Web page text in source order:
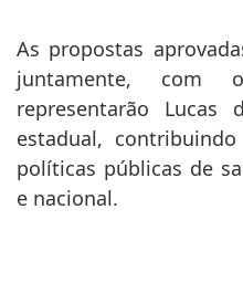
As propostas
juntamente, com
representarão
estadual,
políticas públicas de
e nacional.